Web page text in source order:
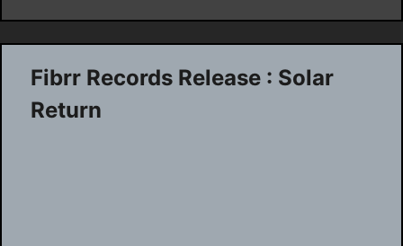
Fibrr Records Release : Solar
Return